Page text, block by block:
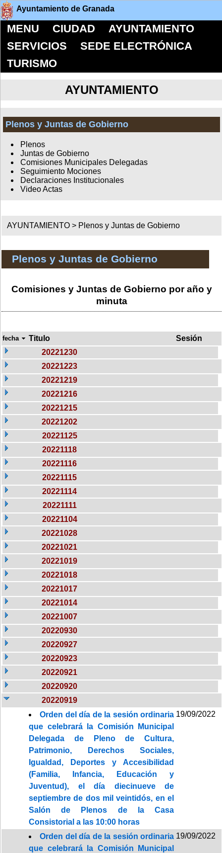
Ayuntamiento de Granada
MENU CIUDAD
AYUNTAMIENTO
SERVICIOS
SEDE ELECTRÓNICA
TURISMO
AYUNTAMIENTO
Plenos y Juntas de Gobierno
Plenos
Juntas de Gobierno
Comisiones Municipales Delegadas
Seguimiento Mociones
Declaraciones Institucionales
Video Actas
AYUNTAMIENTO > Plenos y Juntas de Gobierno
Plenos y Juntas de Gobierno
Comisiones y Juntas de Gobierno por año y
minuta
fecha Titulo
Sesión
20221230
20221223
20221219
20221216
20221215
20221202
20221125
20221118
20221116
20221115
20221114
20221111
20221104
20221028
20221021
20221019
20221018
20221017
20221014
20221007
20220930
20220927
20220923
20220921
20220920
20220919
Orden del día de la sesión ordinaria
que celebrará la Comisión Municipal
Delegada de Pleno de Cultura,
Patrimonio, Derechos Sociales,
Igualdad, Deportes y Accesibilidad
(Familia, Infancia, Educación y
Juventud), el día diecinueve de
septiembre de dos mil veintidós, en el
Salón de Plenos de la Casa
Consistorial a las 10:00 horas
19/09/2022
Orden del día de la sesión ordinaria
que celebrará la Comisión Municipal
19/09/2022